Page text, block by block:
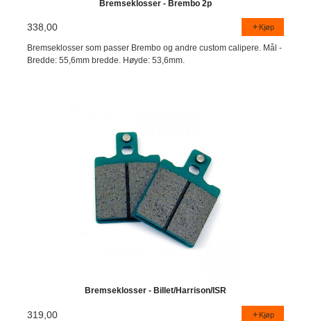
Bremseklosser - Brembo 2p
338,00 Kjøp
Bremseklosser som passer Brembo og andre custom calipere. Mål -
Bredde: 55,6mm bredde. Høyde: 53,6mm.
Bremseklosser - Billet/Harrison/ISR
319,00 Kjøp